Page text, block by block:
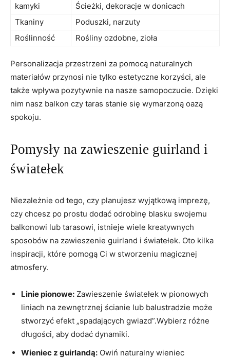
kamyki
Ścieżki, dekoracje w donicach
Tkaniny
Poduszki, narzuty
Roślinność
Rośliny ozdobne, zioła
Personalizacja przestrzeni za pomocą naturalnych
materiałów przynosi nie tylko estetyczne korzyści, ale
także wpływa pozytywnie na nasze samopoczucie. Dzięki
nim nasz balkon czy taras stanie się wymarzoną oazą
spokoju.
Pomysły na zawieszenie guirland i
światełek
Niezależnie od tego, czy planujesz wyjątkową imprezę,
czy chcesz po prostu dodać odrobinę blasku swojemu
balkonowi lub tarasowi, istnieje wiele kreatywnych
sposobów na zawieszenie guirland i światełek. Oto kilka
inspiracji, które pomogą Ci w stworzeniu magicznej
atmosfery.
Linie pionowe: Zawieszenie światełek w pionowych
liniach na zewnętrznej ścianie lub balustradzie może
stworzyć efekt „spadających gwiazd”.Wybierz różne
długości, aby dodać dynamiki.
Wieniec z guirlandą: Owiń naturalny wieniec